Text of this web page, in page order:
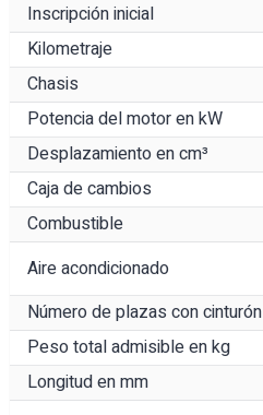
Inscripción inicial
Kilometraje
Chasis
Potencia del motor en kW
Desplazamiento en cm³
Caja de cambios
Combustible
Aire acondicionado
Número de plazas con cinturón
Peso total admisible en kg
Longitud en mm